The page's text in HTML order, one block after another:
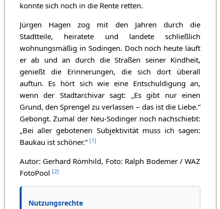
konnte sich noch in die Rente retten.
Jürgen Hagen zog mit den Jahren durch die
Stadtteile, heiratete und landete schließlich
wohnungsmäßig in Sodingen. Doch noch heute läuft
er ab und an durch die Straßen seiner Kindheit,
genießt die Erinnerungen, die sich dort überall
auftun. Es hört sich wie eine Entschuldigung an,
wenn der Stadtarchivar sagt: „Es gibt nur einen
Grund, den Sprengel zu verlassen – das ist die Liebe.“
Gebongt. Zumal der Neu-Sodinger noch nachschiebt:
„Bei aller gebotenen Subjektivität muss ich sagen:
Baukau ist schöner.“ [1]
Autor: Gerhard Römhild, Foto: Ralph Bodemer / WAZ
FotoPool [2]
Nutzungsrechte